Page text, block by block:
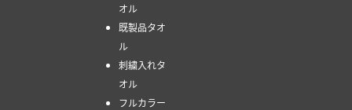
オル
既製品タオ
ル
刺繍入れタ
オル
フルカラー